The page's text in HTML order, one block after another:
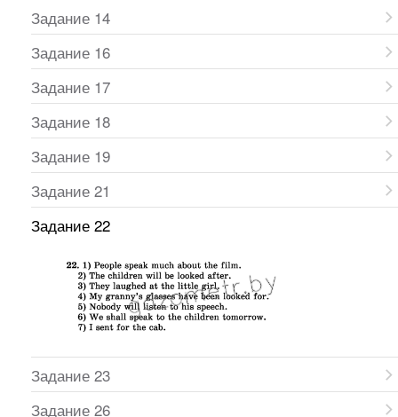
Задание 14
Задание 16
Задание 17
Задание 18
Задание 19
Задание 21
Задание 22
Задание 23
Задание 26